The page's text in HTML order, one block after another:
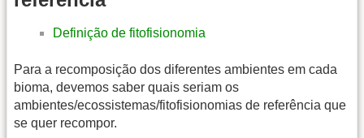
Definição de fitofisionomia
Para a recomposição dos diferentes ambientes em cada
bioma, devemos saber quais seriam os
ambientes/ecossistemas/fitofisionomias de referência que
se quer recompor.